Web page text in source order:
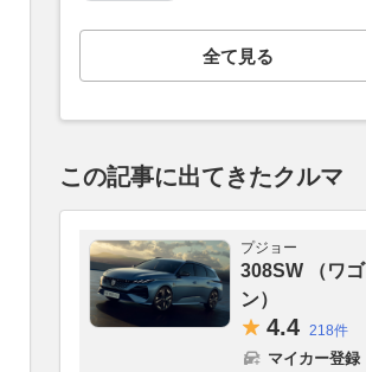
全て見る
この記事に出てきたクルマ
プジョー
308SW （ワゴ
ン）
4.4 218件
マイカー登録